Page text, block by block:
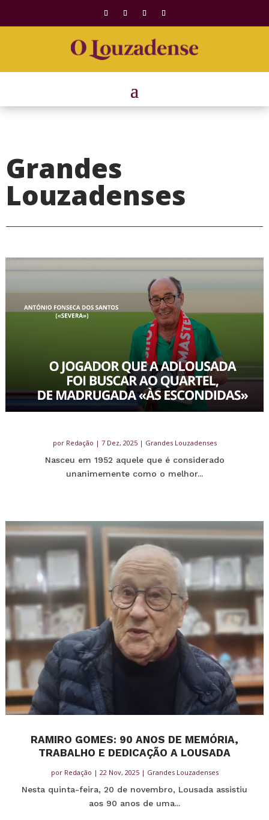
Grandes
Louzadenses
por Redação | 7 Dez, 2025| Grandes Louzadenses
Nasceu em 1952 aquele que é considerado
unanimemente como o melhor...
RAMIRO GOMES: 90 ANOS DE MEMÓRIA,
TRABALHO E DEDICAÇÃO A LOUSADA
por Redação | 22 Nov, 2025| Grandes Louzadenses
Nesta quinta-feira, 20 de novembro, Lousada assistiu
aos 90 anos de uma...